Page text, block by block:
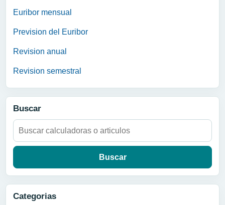
Euribor mensual
Prevision del Euribor
Revision anual
Revision semestral
Buscar
Buscar:
Categorias